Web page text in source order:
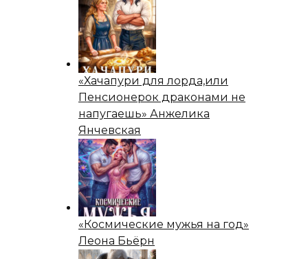
«Хачапури для лорда,или
Пенсионерок драконами не
напугаешь» Анжелика
Янчевская
«Космические мужья на год»
Леона Бьёрн